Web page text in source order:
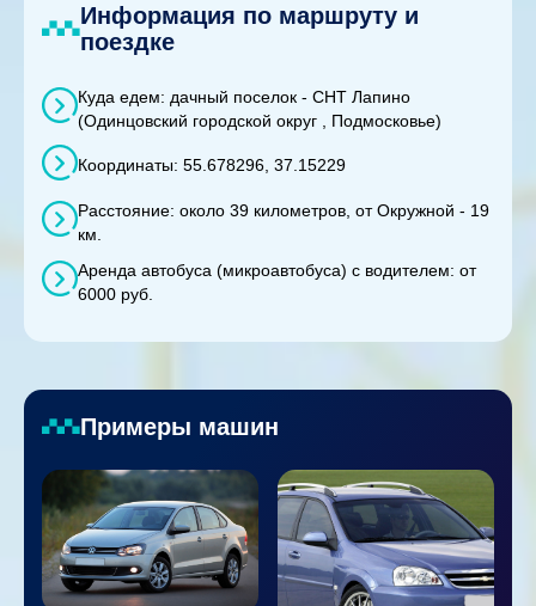
Информация по маршруту и
поездке
Куда едем: дачный поселок - СНТ Лапино
(Одинцовский городской округ , Подмосковье)
Координаты: 55.678296, 37.15229
Расстояние: около 39 километров, от Окружной - 19
км.
Аренда автобуса (микроавтобуса) с водителем: от
6000 руб.
Примеры машин